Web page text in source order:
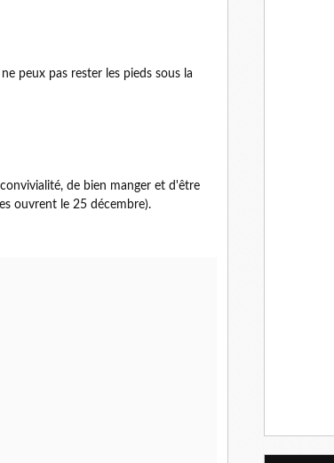
peux pas rester les pieds sous la
de bien manger et d'être
ouvrent le 25 décembre).